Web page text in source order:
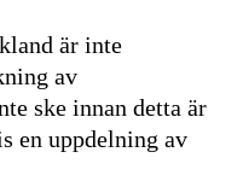
är inte
av
ske innan detta är
en uppdelning av